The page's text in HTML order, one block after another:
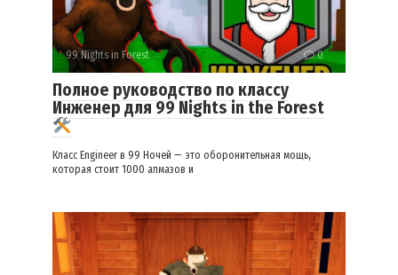
99 Nights in Forest 0
Полное руководство по классу
Инженер для 99 Nights in the Forest
Класс Engineer в 99 Ночей — это оборонительная мощь,
которая стоит 1000 алмазов и